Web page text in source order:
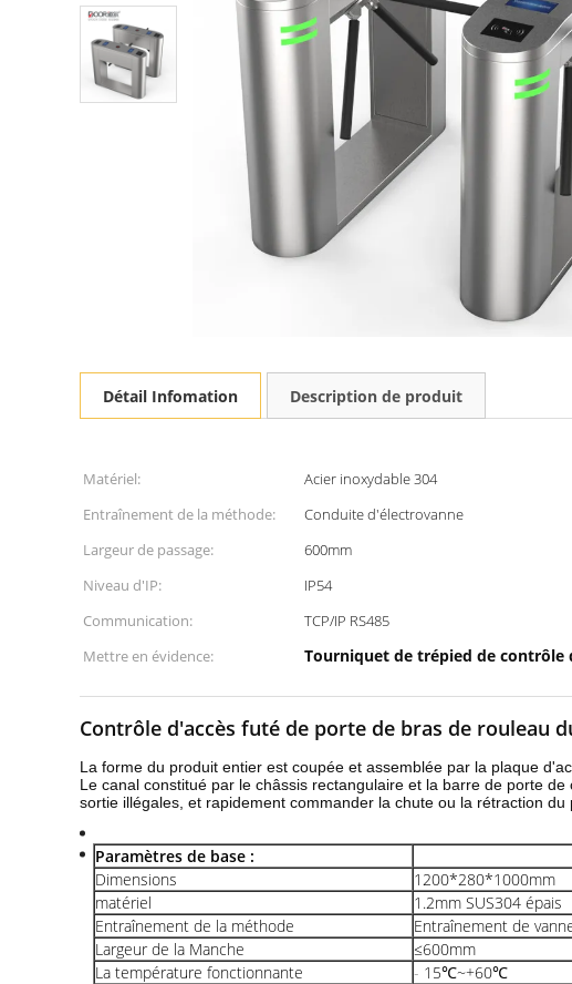
Détail Infomation Description de produit
Matériel: Acier inoxydable 304
Entraînement de la méthode:
Conduite d'électrovanne
Largeur de passage:
600mm
Niveau d'IP:
IP54
Communication:
TCP/IP RS485
Mettre en évidence:
Tourniquet de trépied de contrôle
Contrôle d'accès futé de porte de bras de rouleau
La forme du produit entier est coupée et assemblée par la plaque
Le canal constitué par le châssis rectangulaire et la barre de porte
sortie illégales, et rapidement commander la chute ou la rétraction du
Paramètres de base :
Dimensions
1200*280*1000mm
matériel
1.2mm SUS304 épais
Entraînement de la méthode
Entraînement de
Largeur de la Manche
≤600mm
La température fonctionnante
- 15℃~+60℃